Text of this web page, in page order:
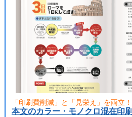
「印刷費削減」と「見栄え」を両立！
本文のカラー・モノクロ混在印刷